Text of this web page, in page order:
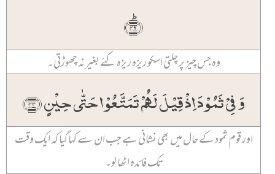
﴿ؕ۴۲﴾
وہ جس چیز پر چلتی اسکو ریزہ ریزہ کئے بغیر نہ چھوڑتی۔
وَ فِیۡ ثَمُوۡدَ اِذۡ قِیۡلَ لَہُمۡ تَمَتَّعُوۡا حَتّٰی حِیۡنٍ ﴿۴۳﴾
اور قوم ثمود کے حال میں بھی نشانی ہے جب ان سے کہا گیا کہ ایک وقت
تک فائدہ اٹھا لو۔